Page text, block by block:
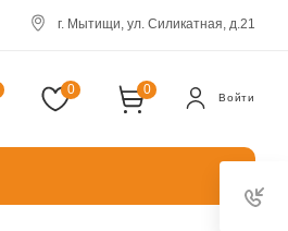
г. Мытищи, ул. Силикатная, д.21
0 0
Войти